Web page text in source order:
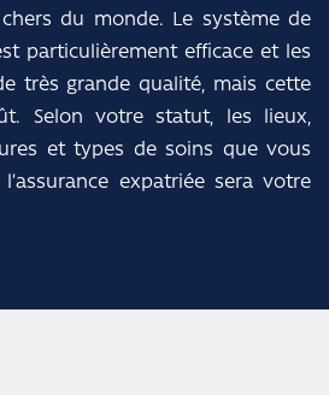
du monde. Le système de
particulièrement efficace et les
très grande qualité, mais cette
Selon votre statut, les lieux,
et types de soins que vous
expatriée sera votre